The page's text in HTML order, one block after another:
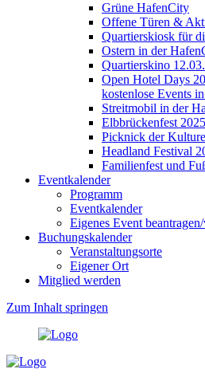
Grüne HafenCity
Offene Türen &
Quartierskiosk für
Ostern in der
Quartierskino
Open Hotel Days
kostenlose Events
Streitmobil in der
Elbbrückenfest 2025
Picknick der
Headland Festival
Familienfest und
Eventkalender
Programm
Eventkalender
Eigenes Event
Buchungskalender
Veranstaltungsorte
Eigener Ort
Mitglied werden
Zum Inhalt springen